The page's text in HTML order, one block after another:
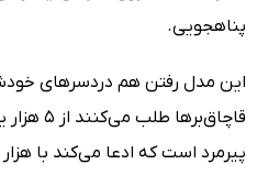
پناهجویی.
این مدل رفتن هم دردسرهای
پیرمرد است که ادعا می‌کند با